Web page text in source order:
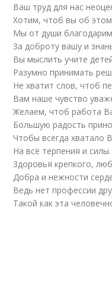
Ваш труд для нас
Хотим, чтоб вы об этом
Мы от души благодарим
За доброту вашу и
Вы мыслить учите
Разумно принимать
Не хватит слов, чтоб
Вам наше чувство
Желаем, чтоб работа
Большую радость
Чтобы всегда хватало
На всё терпения и силы.
Здоровья крепкого,
Добра и нежности
Ведь нет профессии
Такой как эта